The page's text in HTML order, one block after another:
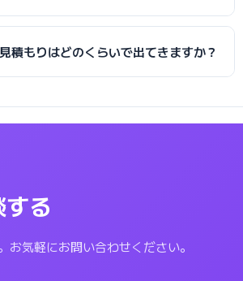
見積もりはどのくらいで出てきますか？
る
気軽にお問い合わせください。